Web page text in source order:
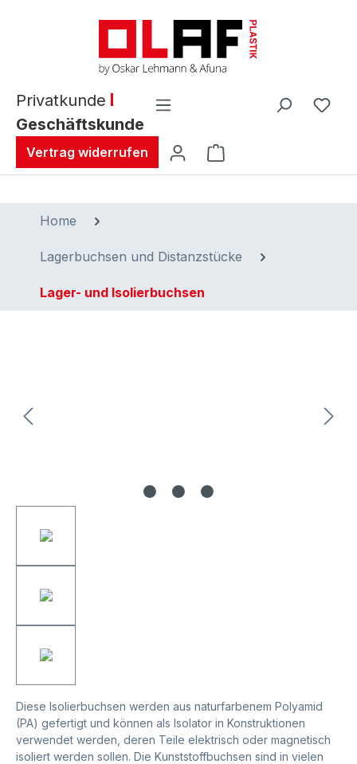
Privatkunde
Geschäftskunde
Vertrag widerrufen Warenkorb enthält
Home
Lagerbuchsen und Distanzstücke
Lager- und Isolierbuchsen
Diese Isolierbuchsen werden aus naturfarbenem Polyamid
(PA) gefertigt und können als Isolator in Konstruktionen
verwendet werden, deren Teile elektrisch oder magnetisch
isoliert werden sollen. Die Kunststoffbuchsen sind in vielen